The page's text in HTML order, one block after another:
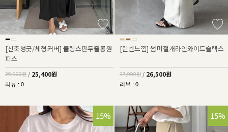
[신축성굿/체형커버] 쿨링스판두줄롱원
피스
29,900원 / 25,400원
리뷰 : 0
[린넨느낌] 썸머절개라인와이드슬랙스
37,900원 / 26,500원
리뷰 : 0
15% 15%